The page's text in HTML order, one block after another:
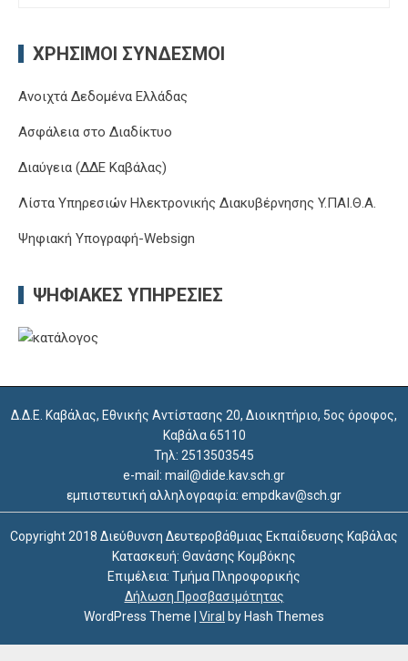
ΧΡΉΣΙΜΟΙ ΣΎΝΔΕΣΜΟΙ
Ανοιχτά Δεδομένα Ελλάδας
Ασφάλεια στο Διαδίκτυο
Διαύγεια (ΔΔΕ Καβάλας)
Λίστα Υπηρεσιών Ηλεκτρονικής Διακυβέρνησης Y.ΠΑΙ.Θ.Α.
Ψηφιακή Υπογραφή-Websign
ΨΗΦΙΑΚΈΣ ΥΠΗΡΕΣΊΕΣ
Δ.Δ.Ε. Καβάλας, Εθνικής Αντίστασης 20, Διοικητήριο, 5ος όροφος,
Καβάλα 65110
Τηλ: 2513503545
e-mail: mail@dide.kav.sch.gr
εμπιστευτική αλληλογραφία: empdkav@sch.gr
Copyright 2018 Διεύθυνση Δευτεροβάθμιας Εκπαίδευσης Καβάλας
Κατασκευή: Θανάσης Κομβόκης
Επιμέλεια: Τμήμα Πληροφορικής
Δήλωση Προσβασιμότητας
WordPress Theme
Viral by Hash Themes